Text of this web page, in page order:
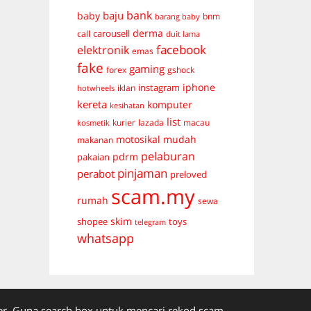
baby baju bank barang baby bnm
call carousell derma duit lama
elektronik emas facebook
fake forex gaming gshock
hotwheels iklan instagram iphone
kereta kesihatan komputer
kosmetik kurier lazada list macau
makanan motosikal mudah
pakaian pdrm pelaburan
perabot pinjaman preloved
rumah scam.my sewa
shopee skim telegram toys
whatsapp